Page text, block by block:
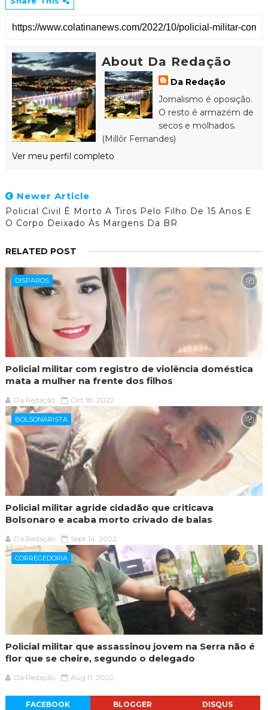
About Da Redação
Da Redação
Jornalismo é oposição.
O resto é armazém de
secos e molhados.
(Millôr Fernandes)
Ver meu perfil completo
Newer Article
Policial Civil É Morto A Tiros Pelo Filho De 15 Anos E
O Corpo Deixado Às Margens Da BR
RELATED POST
DISPAROS
Policial militar com registro de violência doméstica
mata a mulher na frente dos filhos
Da Redação Oct 18, 2022
BOLSONARISTA
Policial militar agride cidadão que criticava
Bolsonaro e acaba morto crivado de balas
Da Redação Sept 14, 2022
CORREGEDORIA
Policial militar que assassinou jovem na Serra não é
flor que se cheire, segundo o delegado
Da Redação Aug 11, 2022
FACEBOOK BLOGGER DISQUS